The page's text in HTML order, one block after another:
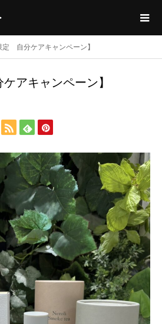
定 自分ケアキャンペーン】
アキャンペーン】